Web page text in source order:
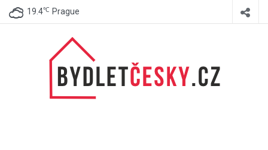
19.4℃ Prague